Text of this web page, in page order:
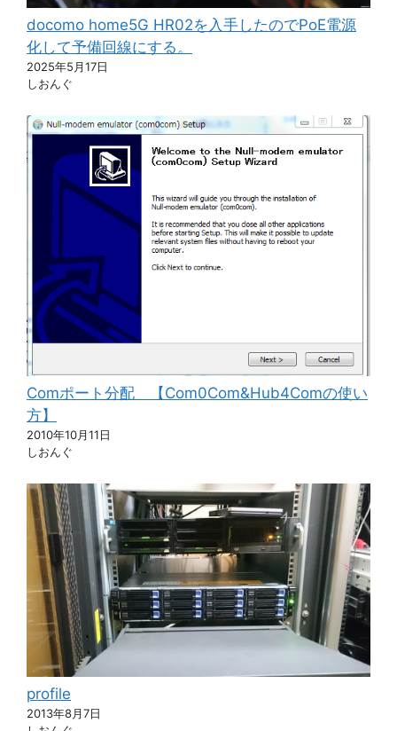
docomo home5G HR02を入手したのでPoE電源
化して予備回線にする。
2025年5月17日
しおんぐ
Comポート分配 【Com0Com&Hub4Comの使い
方】
2010年10月11日
しおんぐ
profile
2013年8月7日